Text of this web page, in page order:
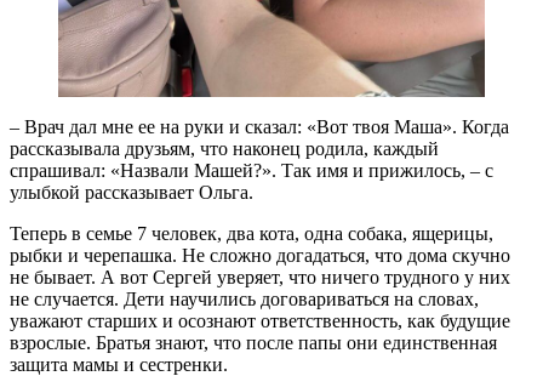
– Врач дал мне ее на руки и сказал: «Вот твоя Маша». Когда
рассказывала друзьям, что наконец родила, каждый
спрашивал: «Назвали Машей?». Так имя и прижилось, – с
улыбкой рассказывает Ольга.
Теперь в семье 7 человек, два кота, одна собака, ящерицы,
рыбки и черепашка. Не сложно догадаться, что дома скучно
не бывает. А вот Сергей уверяет, что ничего трудного у них
не случается. Дети научились договариваться на словах,
уважают старших и осознают ответственность, как будущие
взрослые. Братья знают, что после папы они единственная
защита мамы и сестренки.